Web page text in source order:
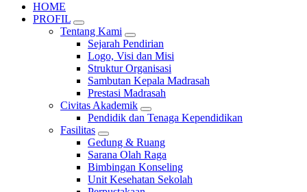
HOME
PROFIL
Tentang Kami
Sejarah Pendirian
Logo, Visi dan Misi
Struktur Organisasi
Sambutan Kepala Madrasah
Prestasi Madrasah
Civitas Akademik
Pendidik dan Tenaga Kependidikan
Fasilitas
Gedung & Ruang
Sarana Olah Raga
Bimbingan Konseling
Unit Kesehatan Sekolah